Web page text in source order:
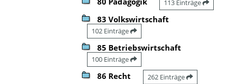
113 Einträge
83 Volkswirtschaft
102 Einträge
85 Betriebswirtschaft
100 Einträge
86 Recht 262 Einträge